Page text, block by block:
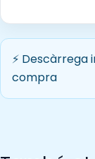
⚡
compra